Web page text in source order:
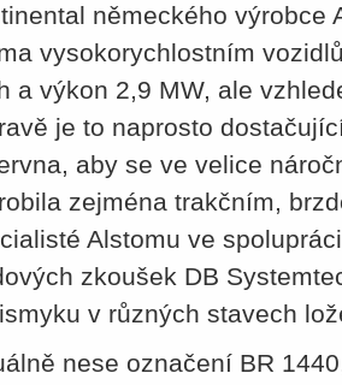
německého výrobce
vysokorychlostním
a výkon 2,9 MW, ale
je to naprosto
aby se ve velice
zejména trakčním,
Alstomu ve
zkoušek DB
v různých stavech
nese označení BR